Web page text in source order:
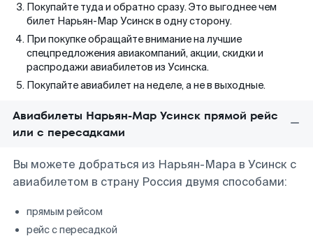
Покупайте туда и обратно сразу. Это выгоднее чем
билет Нарьян-Мар Усинск в одну сторону.
При покупке обращайте внимание на лучшие
спецпредложения авиакомпаний, акции, скидки и
распродажи авиабилетов из Усинска.
Покупайте авиабилет на неделе, а не в выходные.
Авиабилеты Нарьян-Мар Усинск прямой рейс
или с пересадками
Вы можете добраться из Нарьян-Мара в Усинск с
авиабилетом в страну Россия двумя способами:
прямым рейсом
рейс с пересадкой